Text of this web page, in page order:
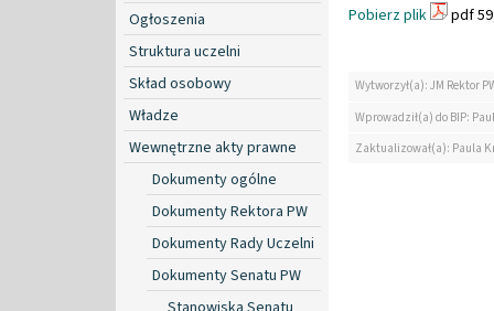
Ogłoszenia
Struktura uczelni
Skład osobowy
Władze
Wewnętrzne akty prawne
Dokumenty ogólne
Dokumenty Rektora PW
Dokumenty Rady Uczelni
Dokumenty Senatu PW
Pobierz plik
pdf
Wytworzył(a): JM Rektor
Wprowadził(a) do BIP:
Zaktualizował(a): Paula